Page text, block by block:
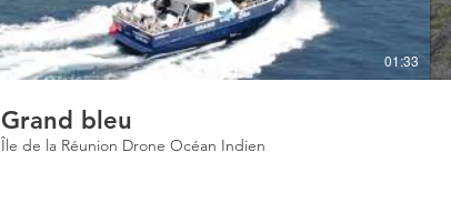
01:33
Grand bleu
Île de la Réunion Drone Océan Indien